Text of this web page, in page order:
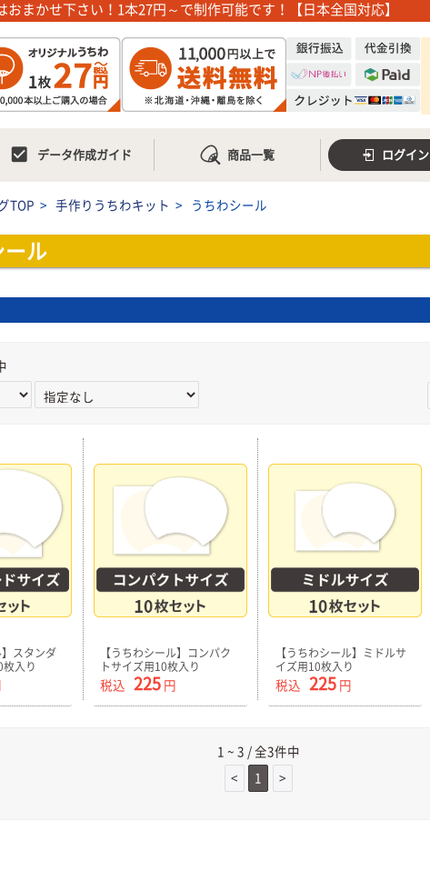
まかせ下さい！1本27円～で制作可能です！【日本全国対応】
check_box データ作成ガイド 商品一覧 ログイン
TOP > 手作りうちわキット > うちわシール
ール
】スタンダ
入り
【うちわシール】コンパク
トサイズ用10枚入り
税込 225 円
【うちわシール】ミドルサ
イズ用10枚入り
税込 225 円
1 ~ 3 / 全3件中
<
1 >